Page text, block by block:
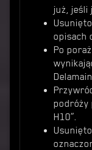
już, jeśli
opisach
Po
podróży
H10”.